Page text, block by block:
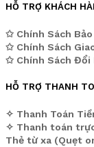
HỖ TRỢ KHÁCH
✩ Chính Sách
✩ Chính Sách
✩ Chính Sách Đổi
HỖ TRỢ THANH
✧ Thanh Toán
✧ Thanh toán
Thẻ từ xa (Quẹt